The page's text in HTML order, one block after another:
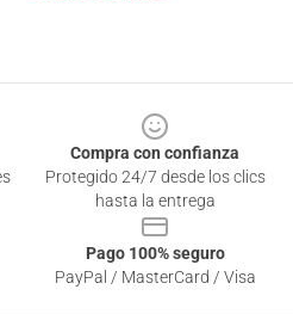
Compra con confianza
Protegido 24/7 desde los clics
hasta la entrega
Pago 100% seguro
PayPal / MasterCard / Visa